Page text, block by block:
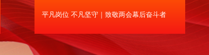
区”。智能化矿井有序推进。“智游沁水”小程序正
村e镇范围内新增市场主体37户，全县网络零售额
一年来，我们着力精打造细治理，山水之城更
12月24日上午，沁水县第十七届人民代表大会
第八次会议闭幕